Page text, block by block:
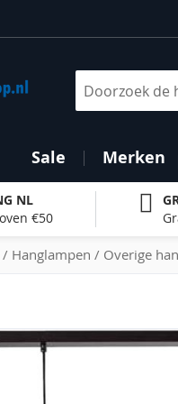
Sale Merken
NL
€50
Hanglampen Overige